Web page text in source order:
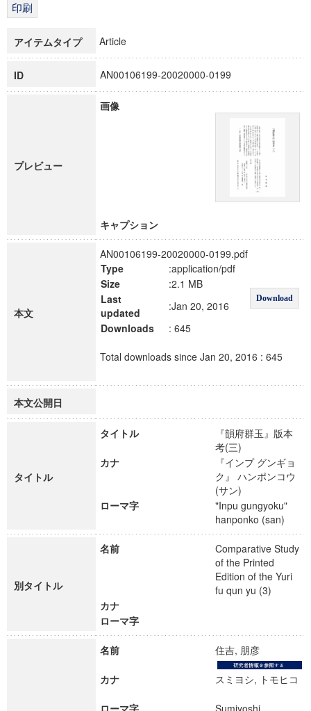
博士課程教育リーディングプログラム「超成熟社会発展のサ
アイテムタイプ Article
ID AN00106199-20020000-0199
プレビュー
画像
キャプション
本文
AN00106199-20020000-0199.pdf
Type
:application/pdf
Download
Size
:2.1 MB
Last
updated
:Jan 20, 2016
Downloads
: 645
Total downloads since Jan 20, 2016 : 645
本文公開日
タイトル
タイトル
『韻府群玉』版本
考(三)
カナ
『インプ グンギョ
ク』 ハンポンコウ
(サン)
ローマ字
"Inpu gungyoku"
hanponko (san)
別タイトル
名前
Comparative Study
of the Printed
Edition of the Yuri
fu qun yu (3)
カナ
ローマ字
名前 住吉, 朋彦
カナ スミヨシ, トモヒコ
ローマ字 Sumiyoshi,